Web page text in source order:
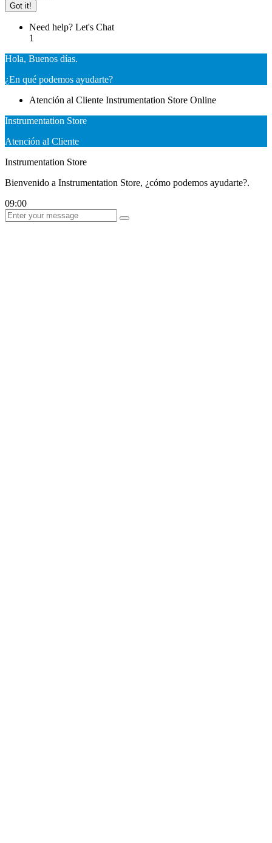
Got it!
Need help? Let's Chat
1
Hola, Buenos días.
¿En qué podemos ayudarte?
Atención al Cliente Instrumentation Store Online
Instrumentation Store
Atención al Cliente
Instrumentation Store
Bienvenido a Instrumentation Store, ¿cómo podemos ayudarte?.
09:00